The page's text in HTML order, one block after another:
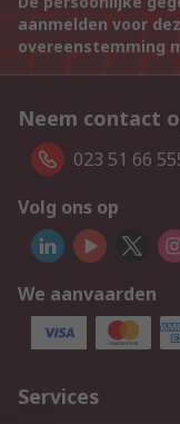
aanmelden voor
overeenstemming
Neem contact
023 51 66
Volg ons op
We aanvaarden
Services